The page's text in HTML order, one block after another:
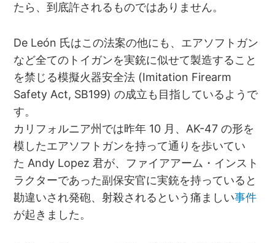
たら、到底許されるものではありません。
De León 氏はこの法案の他にも、エアソフトガン
など全てのトイガンを実銃に似せて製造すること
を禁じる模擬火器安全法 (Imitation Firearm
Safety Act, SB199) の成立も目指しているようで
す。
カリフォルニア州では昨年 10 月、AK-47 の形を
模したエアソフトガンを持って通りを歩いてい
た Andy Lopez 君が、ファイアアーム・インスト
ラクターであった副保安官に実銃を持っていると
勘違いされ発砲、射殺されるという痛ましい事件
が起きました。